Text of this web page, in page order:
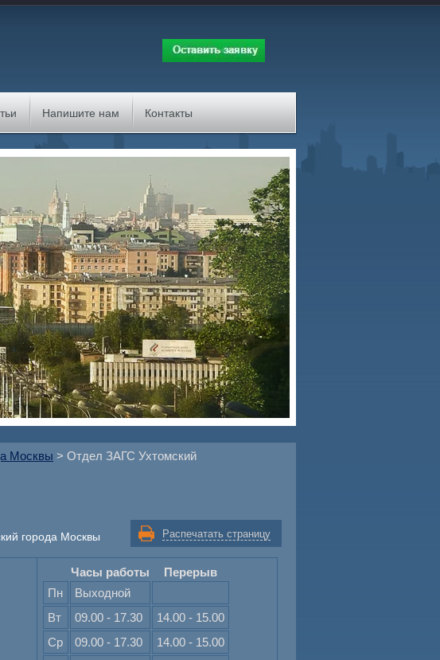
Напишите нам Контакты
Москвы > Отдел ЗАГС Ухтомский
Распечатать страницу
города Москвы
Часы работы
Перерыв
Пн
Выходной
Вт
09.00 - 17.30
14.00 - 15.00
Ср
09.00 - 17.30
14.00 - 15.00